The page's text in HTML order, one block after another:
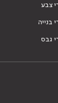
צבע
בנייה
גבס